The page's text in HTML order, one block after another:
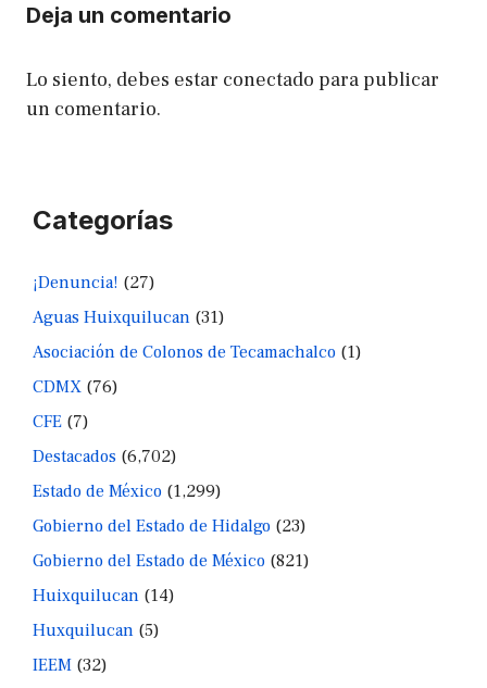
Deja un comentario
Lo siento, debes estar conectado para publicar
un comentario.
Categorías
¡Denuncia! (27)
Aguas Huixquilucan (31)
Asociación de Colonos de Tecamachalco (1)
CDMX (76)
CFE (7)
Destacados (6,702)
Estado de México (1,299)
Gobierno del Estado de Hidalgo (23)
Gobierno del Estado de México (821)
Huixquilucan (14)
Huxquilucan (5)
IEEM (32)